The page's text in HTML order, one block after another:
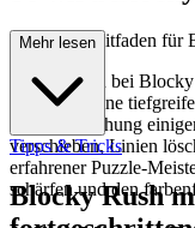
fassender Leitfaden für
Willkommen bei
bietet aber eine
die Beherrschung
verschieben, Linien
erfahrener Puzzle-
schärfen und den
Mehr lesen
Tipps & Tricks
Blocky Rush